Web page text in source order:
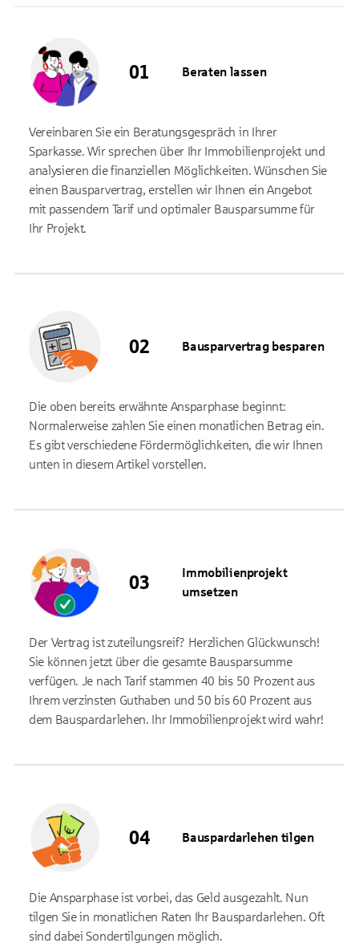
Beraten lassen
Vereinbaren Sie ein Beratungsgespräch in Ihrer
Sparkasse. Wir sprechen über Ihr Immobilienprojekt und
analysieren die finanziellen Möglichkeiten. Wünschen Sie
einen Bausparvertrag, erstellen wir Ihnen ein Angebot
mit passendem Tarif und optimaler Bausparsumme für
Ihr Projekt.
Bausparvertrag besparen
Die oben bereits erwähnte Ansparphase beginnt:
Normalerweise zahlen Sie einen monatlichen Betrag ein.
Es gibt verschiedene Fördermöglichkeiten, die wir Ihnen
unten in diesem Artikel vorstellen.
Immobilienprojekt
umsetzen
Der Vertrag ist zuteilungsreif? Herzlichen Glückwunsch!
Sie können jetzt über die gesamte Bausparsumme
verfügen. Je nach Tarif stammen 40 bis 50 Prozent aus
Ihrem verzinsten Guthaben und 50 bis 60 Prozent aus
dem Bauspardarlehen. Ihr Immobilienprojekt wird wahr!
Bauspardarlehen tilgen
Die Ansparphase ist vorbei, das Geld ausgezahlt. Nun
tilgen Sie in monatlichen Raten Ihr Bauspardarlehen. Oft
sind dabei Sondertilgungen möglich.